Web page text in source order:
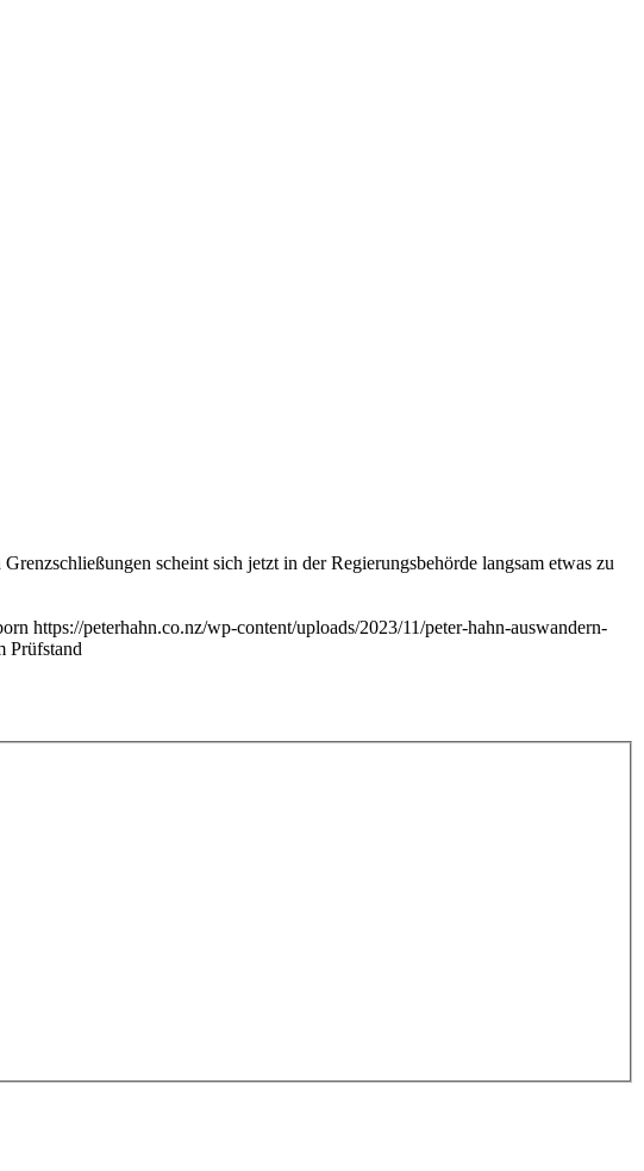
scheint sich jetzt in der Regierungsbehörde langsam etwas zu
https://peterhahn.co.nz/wp-content/uploads/2023/11/peter-hahn-auswandern-
Prüfstand